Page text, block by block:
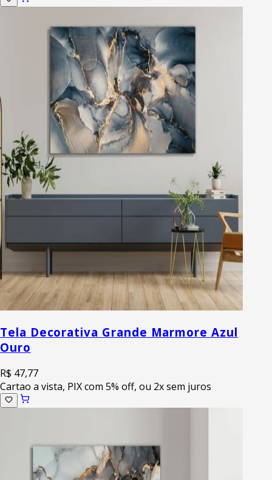
Tela Decorativa Grande Marmore Azul
Ouro
R$ 47,77
Cartao a vista, PIX com 5% off, ou 2x sem juros